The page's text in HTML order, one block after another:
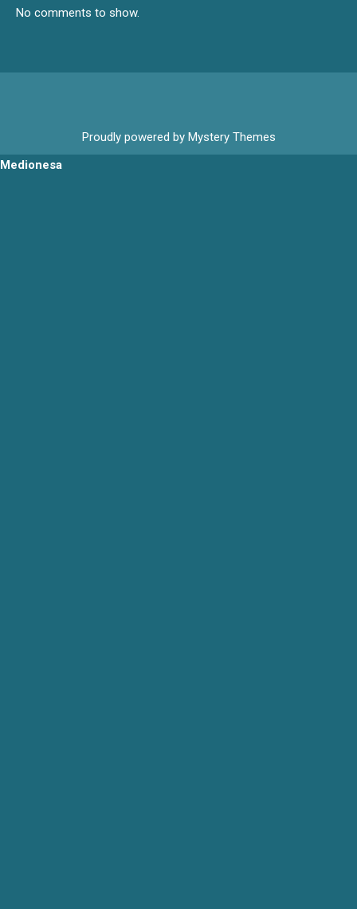
No comments to show.
Proudly powered by Mystery Themes
Medionesa